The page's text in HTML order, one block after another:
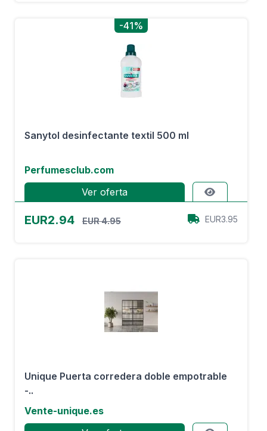
-41%
Sanytol desinfectante textil 500 ml
Perfumesclub.com
Ver oferta
EUR2.94 EUR 4.95 EUR3.95
Unique Puerta corredera doble empotrable
-..
Vente-unique.es